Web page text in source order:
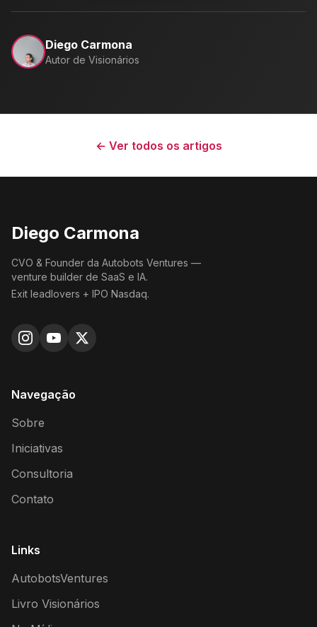
Diego Carmona
Autor de Visionários
← Ver todos os artigos
Diego Carmona
CVO & Founder da Autobots Ventures —
venture builder de SaaS e IA.
Exit leadlovers + IPO Nasdaq.
Navegação
Sobre
Iniciativas
Consultoria
Contato
Links
AutobotsVentures
Livro Visionários